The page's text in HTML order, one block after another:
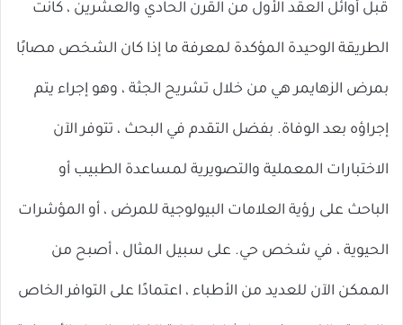
قبل أوائل العقد الأول من القرن الحادي والعشرين ، كانت
الطريقة الوحيدة المؤكدة لمعرفة ما إذا كان الشخص مصابًا
بمرض الزهايمر هي من خلال تشريح الجثة ، وهو إجراء يتم
إجراؤه بعد الوفاة. بفضل التقدم في البحث ، تتوفر الآن
الاختبارات المعملية والتصويرية لمساعدة الطبيب أو
الباحث على رؤية العلامات البيولوجية للمرض ، أو المؤشرات
الحيوية ، في شخص حي. على سبيل المثال ، أصبح من
الممكن الآن للعديد من الأطباء ، اعتمادًا على التوافر الخاص